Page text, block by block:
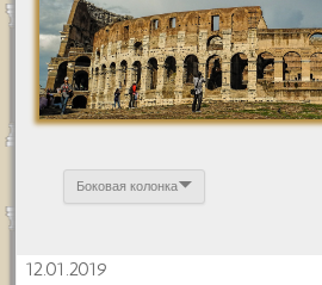
Боковая колонка
12.01.2019